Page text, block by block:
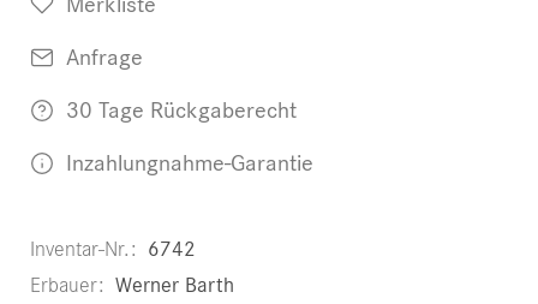
Anfrage
30 Tage Rückgaberecht
Inzahlungnahme-Garantie
Inventar-Nr. 6742
Erbauer Werner Barth